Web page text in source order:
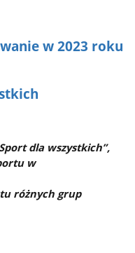
w 2023 roku
dla wszystkich”,
w
różnych grup